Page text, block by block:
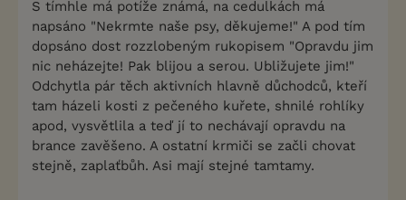
S tímhle má potíže známá, na cedulkách má
napsáno "Nekrmte naše psy, děkujeme!" A pod tím
dopsáno dost rozzlobeným rukopisem "Opravdu jim
nic neházejte! Pak blijou a serou. Ubližujete jim!"
Odchytla pár těch aktivních hlavně důchodců, kteří
tam házeli kosti z pečeného kuřete, shnilé rohlíky
apod, vysvětlila a teď jí to nechávají opravdu na
brance zavěšeno. A ostatní krmiči se začli chovat
stejně, zaplaťbůh. Asi mají stejné tamtamy.